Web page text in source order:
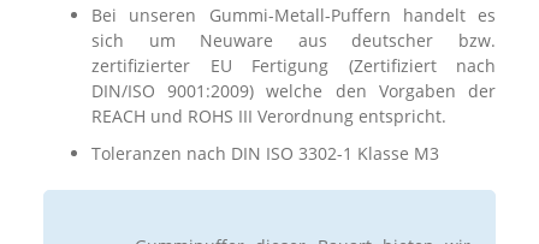
Bei unseren Gummi-Metall-Puffern handelt es
sich um Neuware aus deutscher bzw.
zertifizierter EU Fertigung (Zertifiziert nach
DIN/ISO 9001:2009) welche den Vorgaben der
REACH und ROHS III Verordnung entspricht.
Toleranzen nach DIN ISO 3302-1 Klasse M3